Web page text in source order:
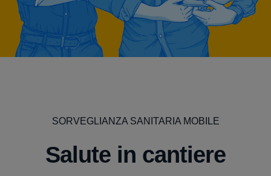
SORVEGLIANZA SANITARIA MOBILE
Salute in cantiere